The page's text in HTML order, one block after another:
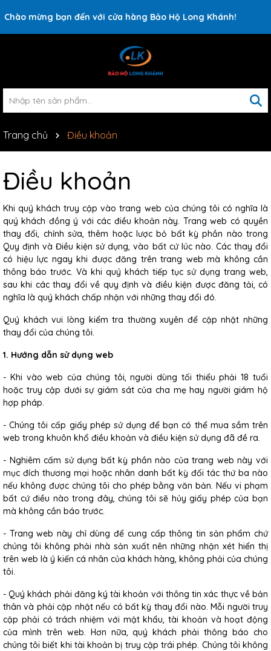
Chào mừng bạn đến với cửa hàng Bảo Hộ Long Khánh!
Rất nhiều ưu đãi và chương trình khuyến mãi đang chờ đợi
bạn
Trang chủ Điều khoản
Điều khoản
Khi quý khách truy cập vào trang web của chúng tôi có nghĩa là
quý khách đồng ý với các điều khoản này. Trang web có quyền
thay đổi, chỉnh sửa, thêm hoặc lược bỏ bất kỳ phần nào trong
Quy định và Điều kiện sử dụng, vào bất cứ lúc nào. Các thay đổi
có hiệu lực ngay khi được đăng trên trang web mà không cần
thông báo trước. Và khi quý khách tiếp tục sử dụng trang web,
sau khi các thay đổi về quy định và điều kiện được đăng tải, có
nghĩa là quý khách chấp nhận với những thay đổi đó.
Quý khách vui lòng kiểm tra thường xuyên để cập nhật những
thay đổi của chúng tôi.
1. Hướng dẫn sử dụng web
- Khi vào web của chúng tôi, người dùng tối thiểu phải 18 tuổi
hoặc truy cập dưới sự giám sát của cha mẹ hay người giám hộ
hợp pháp.
- Chúng tôi cấp giấy phép sử dụng để bạn có thể mua sắm trên
web trong khuôn khổ điều khoản và điều kiện sử dụng đã đề ra.
- Nghiêm cấm sử dụng bất kỳ phần nào của trang web này với
mục đích thương mại hoặc nhân danh bất kỳ đối tác thứ ba nào
nếu không được chúng tôi cho phép bằng văn bản. Nếu vi phạm
bất cứ điều nào trong đây, chúng tôi sẽ hủy giấy phép của bạn
mà không cần báo trước.
- Trang web này chỉ dùng để cung cấp thông tin sản phẩm chứ
chúng tôi không phải nhà sản xuất nên những nhận xét hiển thị
trên web là ý kiến cá nhân của khách hàng, không phải của chúng
tôi.
- Quý khách phải đăng ký tài khoản với thông tin xác thực về bản
thân và phải cập nhật nếu có bất kỳ thay đổi nào. Mỗi người truy
cập phải có trách nhiệm với mật khẩu, tài khoản và hoạt động
của mình trên web. Hơn nữa, quý khách phải thông báo cho
chúng tôi biết khi tài khoản bị truy cập trái phép. Chúng tôi không